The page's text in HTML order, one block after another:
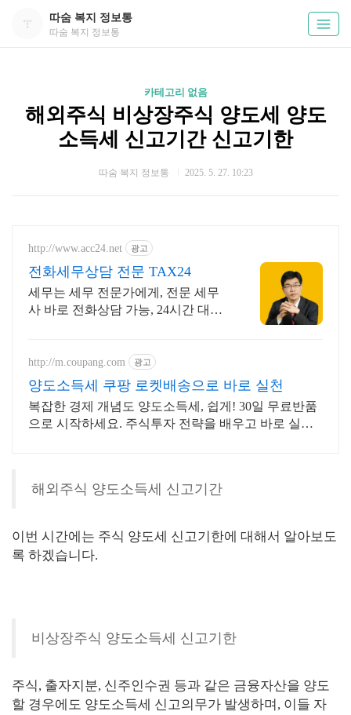
따숨 복지 정보통
따숨 복지 정보통
카테고리 없음
해외주식 비상장주식 양도세 양도
소득세 신고기간 신고기한
따숨 복지 정보통 2025. 5. 27. 10:23
http://www.acc24.net 광고
전화세무상담 전문 TAX24
세무는 세무 전문가에게, 전문 세무
사 바로 전화상담 가능, 24시간 대기
http://m.coupang.com 광고
양도소득세 쿠팡 로켓배송으로 바로 실천
복잡한 경제 개념도 양도소득세, 쉽게! 30일 무료반품
으로 시작하세요. 주식투자 전략을 배우고 바로 실천!
해외주식 양도소득세 신고기간
이번 시간에는 주식 양도세 신고기한에 대해서 알아보도
록 하겠습니다.
비상장주식 양도소득세 신고기한
주식, 출자지분, 신주인수권 등과 같은 금융자산을 양도
할 경우에도 양도소득세 신고의무가 발생하며, 이들 자